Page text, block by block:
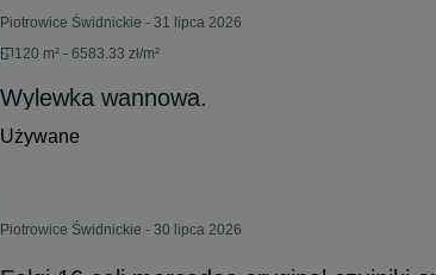
Piotrowice Świdnickie - 31 lipca 2026
120 m² - 6583.33 zł/m²
Wylewka wannowa.
Używane
Piotrowice Świdnickie - 30 lipca 2026